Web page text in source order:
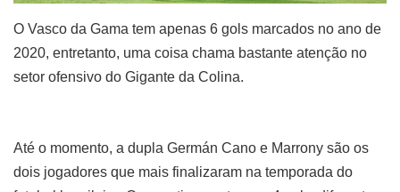
O Vasco da Gama tem apenas 6 gols marcados no ano de
2020, entretanto, uma coisa chama bastante atenção no
setor ofensivo do Gigante da Colina.
Até o momento, a dupla Germán Cano e Marrony são os
dois jogadores que mais finalizaram na temporada do